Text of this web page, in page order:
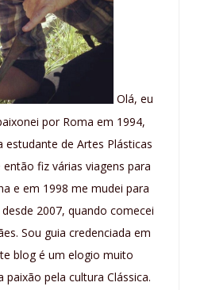
Olá, eu
por Roma em 1994,
estudante de Artes Plásticas
fiz várias viagens para
e em 1998 me mudei para
2007, quando comecei
Sou guia credenciada em
blog é um elogio muito
paixão pela cultura Clássica.